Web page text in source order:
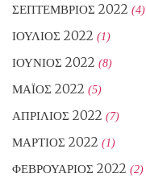
ΣΕΠΤΈΜΒΡΙΟΣ 2022 (4)
ΙΟΎΛΙΟΣ 2022 (1)
ΙΟΎΝΙΟΣ 2022 (8)
ΜΆΙΟΣ 2022 (5)
ΑΠΡΊΛΙΟΣ 2022 (7)
ΜΆΡΤΙΟΣ 2022 (1)
ΦΕΒΡΟΥΆΡΙΟΣ 2022 (2)